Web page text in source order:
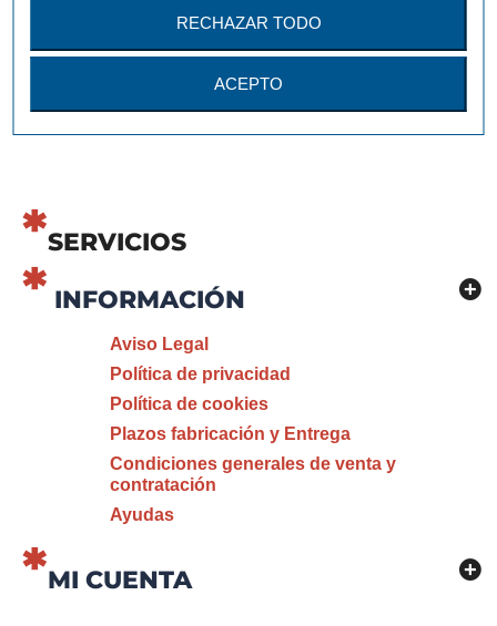
RECHAZAR TODO
ACEPTO
Si le pasa este error debe realizar lo mismo indicado anteriormente.
SERVICIOS
INFORMACIÓN
Aviso Legal
Política de privacidad
Política de cookies
Plazos fabricación y Entrega
Condiciones generales de venta y
contratación
Ayudas
MI CUENTA